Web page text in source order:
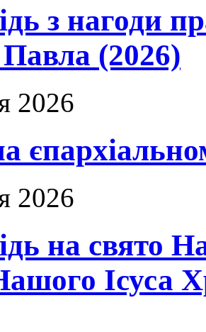
з нагоди
(2026)
2026
2026
на свято
Ісуса